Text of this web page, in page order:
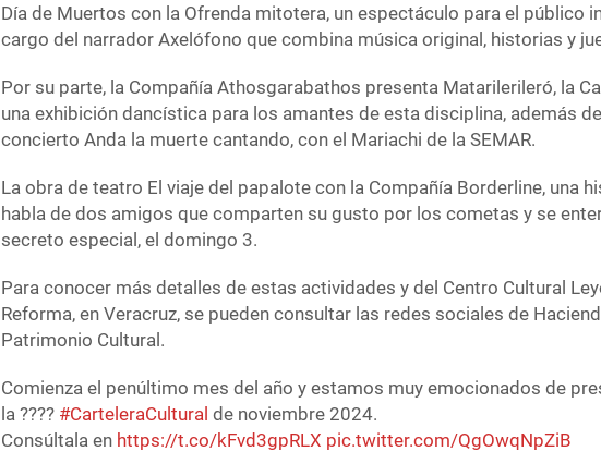
Día de Muertos con la Ofrenda mitotera, un espectáculo para el público
cargo del narrador Axelófono que combina música original, historias y
Por su parte, la Compañía Athosgarabathos presenta Matarilerileró, la
una exhibición dancística para los amantes de esta disciplina, además del
concierto Anda la muerte cantando, con el Mariachi de la SEMAR.
La obra de teatro El viaje del papalote con la Compañía Borderline, una
habla de dos amigos que comparten su gusto por los cometas y se
secreto especial, el domingo 3.
Para conocer más detalles de estas actividades y del Centro Cultural
Reforma, en Veracruz, se pueden consultar las redes sociales de
Patrimonio Cultural.
Comienza el penúltimo mes del año y estamos muy emocionados de
la ????️ #CarteleraCultural de noviembre 2024.
Consúltala en https://t.co/kFvd3gpRLX pic.twitter.com/QgOwqNpZiB